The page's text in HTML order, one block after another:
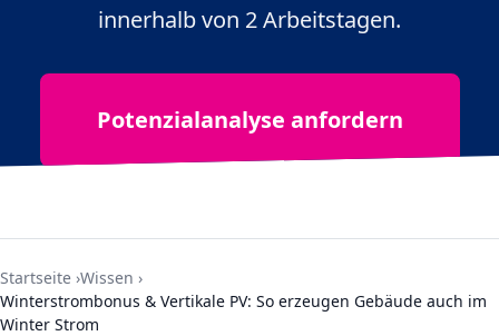
innerhalb von 2 Arbeitstagen.
Potenzialanalyse anfordern
Startseite Wissen
Winterstrombonus & Vertikale PV: So erzeugen Gebäude auch im
Winter Strom